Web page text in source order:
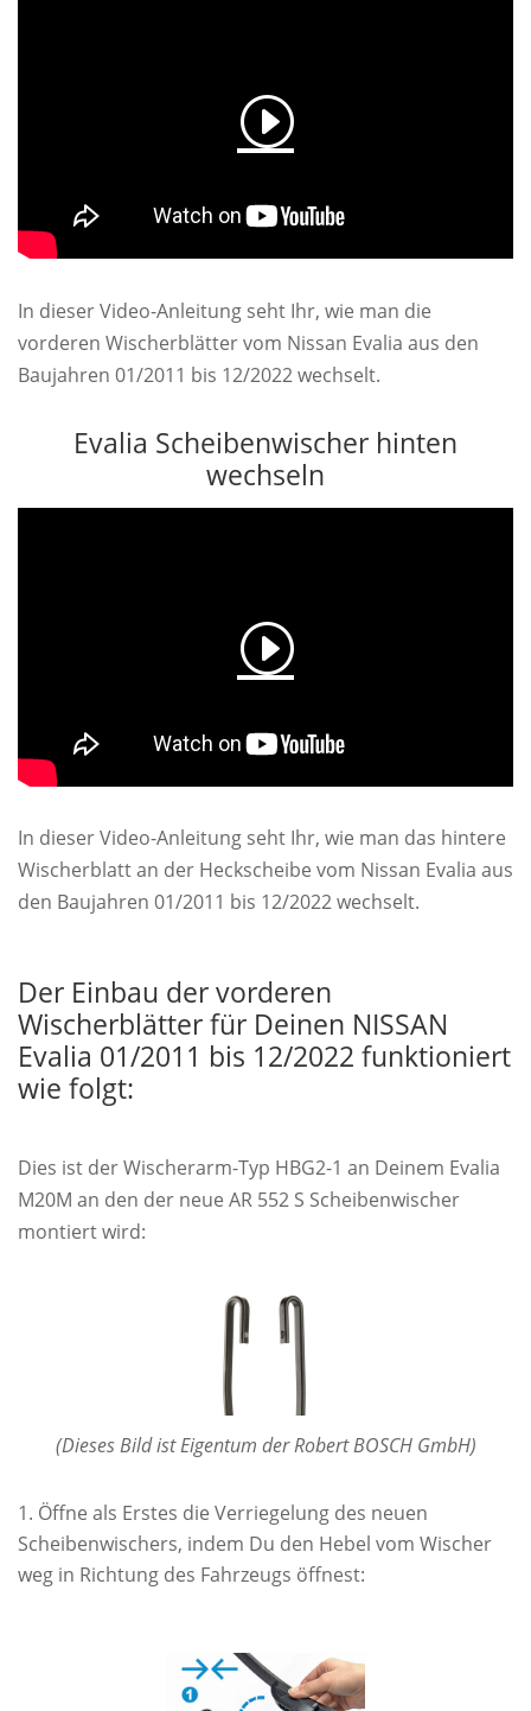
In dieser Video-Anleitung seht Ihr, wie man die
vorderen Wischerblätter vom Nissan Evalia aus den
Baujahren 01/2011 bis 12/2022 wechselt.
Evalia Scheibenwischer hinten
wechseln
In dieser Video-Anleitung seht Ihr, wie man das hintere
Wischerblatt an der Heckscheibe vom Nissan Evalia aus
den Baujahren 01/2011 bis 12/2022 wechselt.
Der Einbau der vorderen
Wischerblätter für Deinen NISSAN
Evalia 01/2011 bis 12/2022 funktioniert
wie folgt:
Dies ist der Wischerarm-Typ HBG2-1 an Deinem Evalia
M20M an den der neue AR 552 S Scheibenwischer
montiert wird:
(Dieses Bild ist Eigentum der Robert BOSCH GmbH)
Öffne als Erstes die Verriegelung des neuen
Scheibenwischers, indem Du den Hebel vom Wischer
weg in Richtung des Fahrzeugs öffnest: